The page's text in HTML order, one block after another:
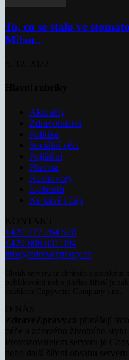
To, co se stalo ve
Milan...
Aktuality
Zdravotnictví
Politika
Sociální věci
Pojištění
Pharma
Rozhovory
E-Health
Ke kávě i čaji
+420 777 264 528
+420 606 831 394
info@zdravezpravy.cz